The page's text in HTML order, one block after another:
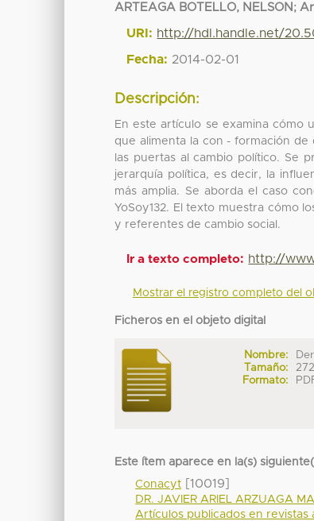
ARTEAGA BOTELLO, NELSON ;
URI: http://hdl.handle.net/
Fecha: 2014-02-01
Descripción:
En este artículo se examina cómo
que alimenta la con - formación
las puertas al cambio político. Se
jerarquía política, es decir, la
más amplia. Se aborda el caso
YoSoy132. El texto muestra cómo
y referentes de cambio social.
Ir a texto completo: http://
Mostrar el registro completo del
Ficheros en el objeto digital
Nombre:
Tamaño:
Formato:
Este ítem aparece en la(s)
Conacyt [10019]
DR. JAVIER ARIEL ARZUAGA
Artículos publicados en revistas